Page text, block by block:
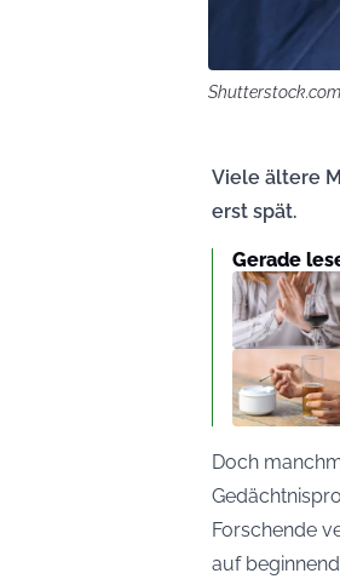
Shutterstock.com
Viele ältere
erst spät.
Gerade
Doch
Forschende
auf